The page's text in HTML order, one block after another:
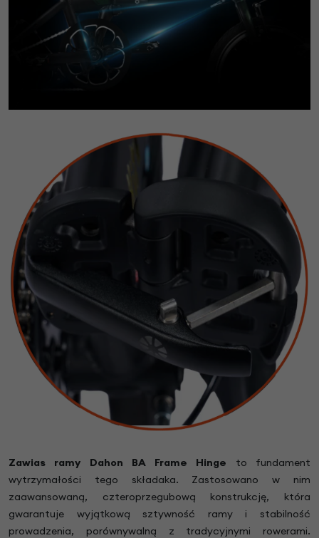
Zawias ramy Dahon BA Frame Hinge to fundament
wytrzymałości tego składaka. Zastosowano w nim
zaawansowaną, czteroprzegubową konstrukcję, która
gwarantuje wyjątkową sztywność ramy i stabilność
prowadzenia, porównywalną z tradycyjnymi rowerami.